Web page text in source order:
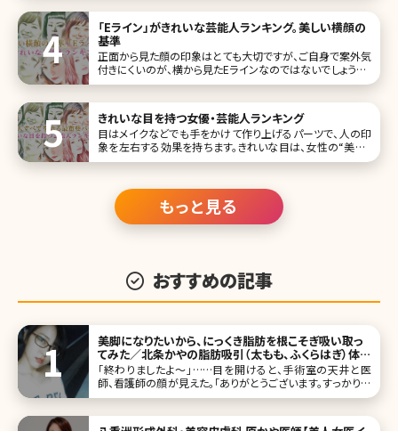
タイムは避けたい……。そんなデリケートな悩みを解消する
美容外科・美容皮膚科での治療
「Eライン」がきれいな芸能人ランキング。美しい横顔の
基準
正面から見た顔の印象はとても大切ですが、ご自身で案外気
付きにくいのが、横から見たEラインなのではないでしょうか。
Eラインとは、エステティックラインの略で、顔を横向きにした
ことが理想的である
きれいな目を持つ女優・芸能人ランキング
目はメイクなどでも手をかけて作り上げるパーツで、人の印
象を左右する効果を持ちます。きれいな目は、女性の“美人・
かわいい”を実現させ、またその人ならではの特徴（キャラク
がきれいな芸能人をランキングでご紹介します。さまざまな
瞳の色・形を持つもっと見る
おすすめの記事
美脚になりたいから、にっくき脂肪を根こそぎ吸い取っ
てみた／北条かやの脂肪吸引（太もも、ふくらはぎ）体験
記
「終わりましたよ～」……目を開けると、手術室の天井と医
師、看護師の顔が見えた。「ありがとうございます。すっかり寝
てました。何時間かかりましたか?」「今2時半だから、4時間で
ない。手術を始めたのが午前10時だから、4時間以上も眠っ